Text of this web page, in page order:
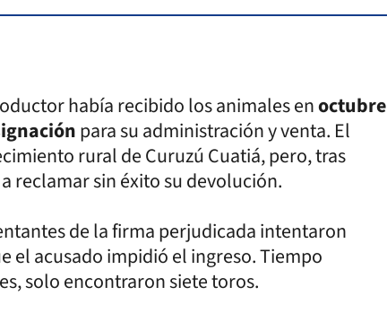
había recibido los animales enoctubre
para su administración y venta. El
rural de Curuzú Cuatiá, pero, tras
reclamar sin éxito su devolución.
de la firma perjudicada intentaron
el acusado impidió el ingreso. Tiempo
solo encontraron siete toros.